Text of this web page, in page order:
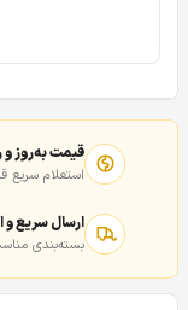
قیمت به‌روز و
استعلام سریع
ارسال سریع و
بسته‌بندی